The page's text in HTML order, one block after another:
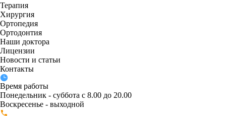
Терапия
Хирургия
Ортопедия
Ортодонтия
Наши доктора
Лицензии
Новости и статьи
Контакты
Время работы
Понедельник - суббота с 8.00 до 20.00
Воскресенье - выходной